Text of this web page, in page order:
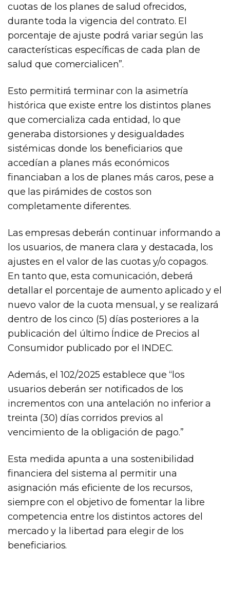
cuotas de los planes de salud ofrecidos,
durante toda la vigencia del contrato. El
porcentaje de ajuste podrá variar según las
características específicas de cada plan de
salud que comercialicen”.
Esto permitirá terminar con la asimetría
histórica que existe entre los distintos planes
que comercializa cada entidad, lo que
generaba distorsiones y desigualdades
sistémicas donde los beneficiarios que
accedían a planes más económicos
financiaban a los de planes más caros, pese a
que las pirámides de costos son
completamente diferentes.
Las empresas deberán continuar informando a
los usuarios, de manera clara y destacada, los
ajustes en el valor de las cuotas y/o copagos.
En tanto que, esta comunicación, deberá
detallar el porcentaje de aumento aplicado y el
nuevo valor de la cuota mensual, y se realizará
dentro de los cinco (5) días posteriores a la
publicación del último Índice de Precios al
Consumidor publicado por el INDEC.
Además, el 102/2025 establece que “los
usuarios deberán ser notificados de los
incrementos con una antelación no inferior a
treinta (30) días corridos previos al
vencimiento de la obligación de pago.”
Esta medida apunta a una sostenibilidad
financiera del sistema al permitir una
asignación más eficiente de los recursos,
siempre con el objetivo de fomentar la libre
competencia entre los distintos actores del
mercado y la libertad para elegir de los
beneficiarios.